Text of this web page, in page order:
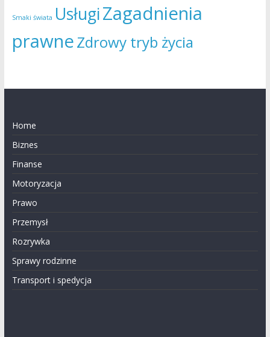
Smaki świata UsługiZagadnienia
prawneZdrowy tryb życia
Home
Biznes
Finanse
Motoryzacja
Prawo
Przemysł
Rozrywka
Sprawy rodzinne
Transport i spedycja